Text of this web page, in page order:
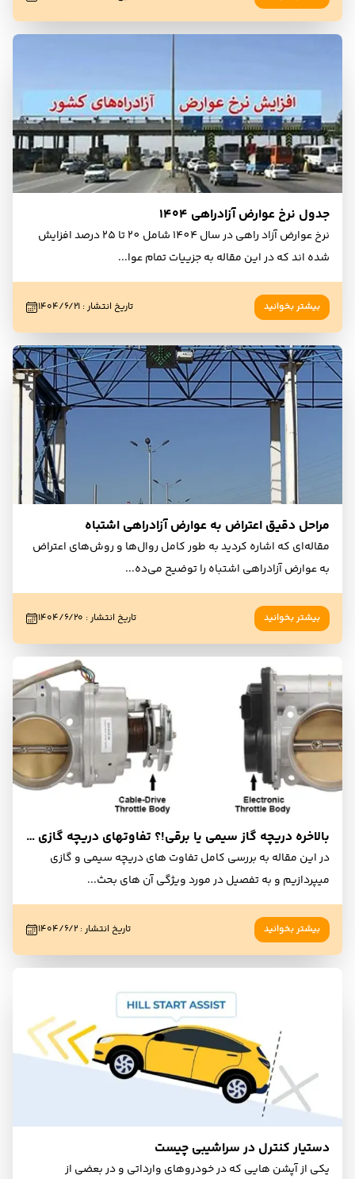
جدول نرخ عوارض آزادراهی ۱۴۰۴
نرخ عوارض آزاد راهی در سال 1404 شامل 20 تا 25 درصد افزایش
شده اند که در این مقاله به جزییات تمام عوا...
بیشتر بخوانید تاریخ انتشار: ۱۴۰۴/۶/۲۱
مراحل دقیق اعتراض به عوارض آزادراهی اشتباه
مقاله‌ای که اشاره کردید به طور کامل روال‌ها و روش‌های اعتراض
به عوارض آزادراهی اشتباه را توضیح می‌ده...
بیشتر بخوانید تاریخ انتشار: ۱۴۰۴/۶/۲۰
بالاخره دریچه گاز سیمی یا برقی!؟ تفاوتهای دریچه گازی و برقی + جدول مقایسه
در این مقاله به بررسی کامل تفاوت های دریچه سیمی و گازی
میپردازیم و به تفصیل در مورد ویژگی آن های بحث...
بیشتر بخوانید تاریخ انتشار: ۱۴۰۴/۶/۲
دستیار کنترل در سراشیبی چیست
یکی از آپشن هایی که در خودروهای وارداتی و در بعضی از